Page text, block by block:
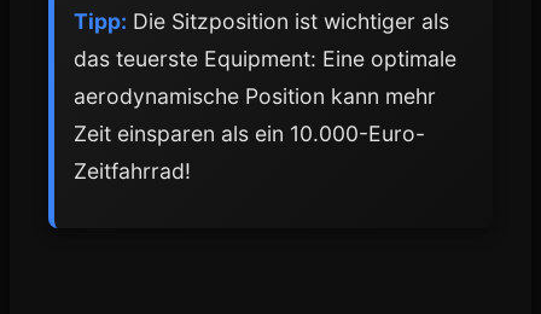
Tipp: Die Sitzposition ist wichtiger als
das teuerste Equipment: Eine optimale
aerodynamische Position kann mehr
Zeit einsparen als ein 10.000-Euro-
Zeitfahrrad!